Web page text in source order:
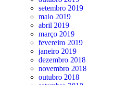
setembro 2019
maio 2019
abril 2019
março 2019
fevereiro 2019
janeiro 2019
dezembro 2018
novembro 2018
outubro 2018